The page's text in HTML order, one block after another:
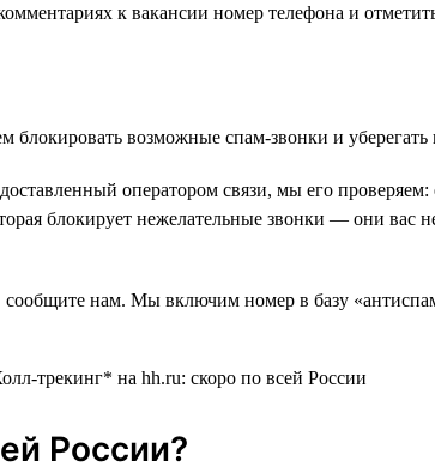
к вакансии номер телефона и
возможные спам-звонки и уберегать
оператором связи, мы его
блокирует нежелательные звонки — они вас
нам. Мы включим номер в базу
России?